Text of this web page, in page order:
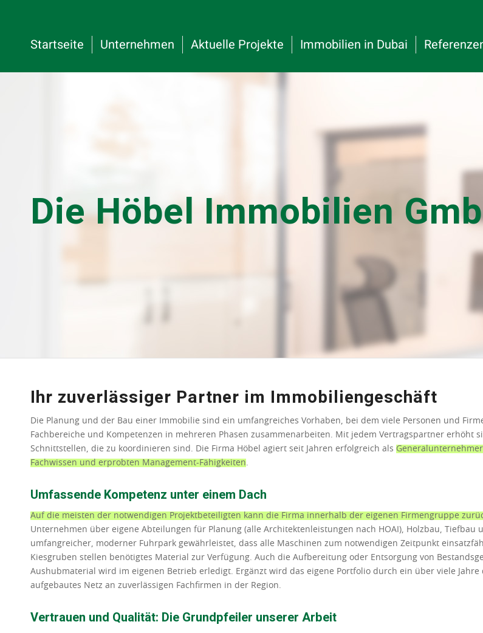
Startseite Unternehmen Aktuelle Projekte Immobilien in Dubai
Die Höbel Immobilien
Ihr zuverlässiger Partner im Immobiliengeschäft
Die Planung und der Bau einer Immobilie sind ein umfangreiches Vorhaben, bei dem viele Personen und
Fachbereiche und Kompetenzen in mehreren Phasen zusammenarbeiten. Mit jedem Vertragspartner erhöht
Schnittstellen, die zu koordinieren sind. Die Firma Höbel agiert seit Jahren erfolgreich als
Fachwissen und erprobten Management-Fähigkeiten.
Umfassende Kompetenz unter einem Dach
Auf die meisten der notwendigen Projektbeteiligten kann die Firma innerhalb der eigenen Firmengruppe
Unternehmen über eigene Abteilungen für Planung (alle Architektenleistungen nach HOAI), Holzbau, Tiefbau
umfangreicher, moderner Fuhrpark gewährleistet, dass alle Maschinen zum notwendigen Zeitpunkt
Kiesgruben stellen benötigtes Material zur Verfügung. Auch die Aufbereitung oder Entsorgung von
Aushubmaterial wird im eigenen Betrieb erledigt. Ergänzt wird das eigene Portfolio durch ein über viele Jahre
aufgebautes Netz an zuverlässigen Fachfirmen in der Region.
Vertrauen und Qualität: Die Grundpfeiler unserer Arbeit